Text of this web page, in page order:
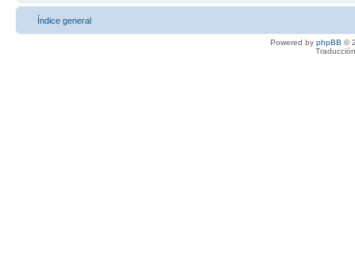
Índice general
Powered by phpBB ©